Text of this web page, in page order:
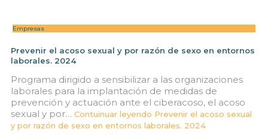
Empresas
Prevenir el acoso sexual y por razón de sexo en entornos
laborales. 2024
Programa dirigido a sensibilizar a las organizaciones
laborales para la implantación de medidas de
prevención y actuación ante el ciberacoso, el acoso
sexual y por… Contuinuar leyendo Prevenir el acoso sexual
y por razón de sexo en entornos laborales. 2024